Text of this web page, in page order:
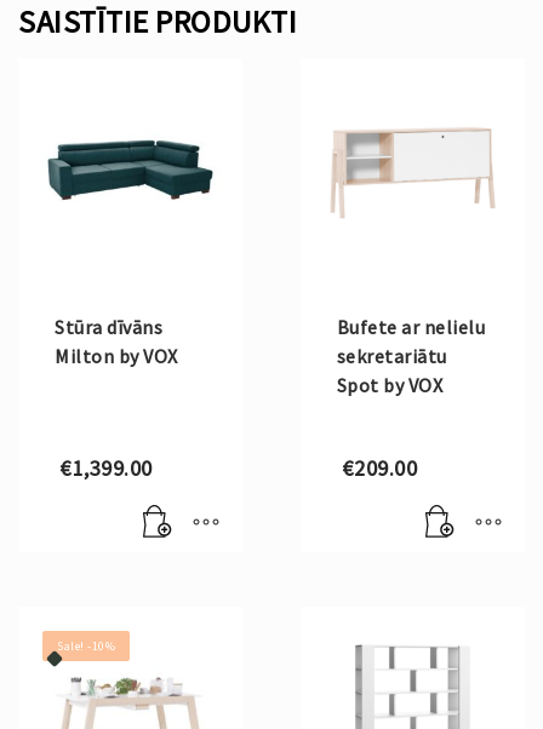
SAISTĪTIE PRODUKTI
Stūra dīvāns
Milton by VOX
€1,399.00
Bufete ar nelielu
sekretariātu
Spot by VOX
€209.00
Sale! -10%